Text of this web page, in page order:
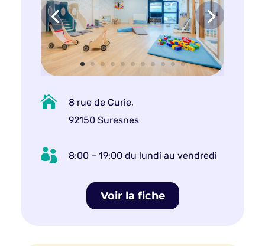

8 rue de Curie,
92150 Suresnes
 8:00 – 19:00 du lundi au vendredi
Voir la fiche